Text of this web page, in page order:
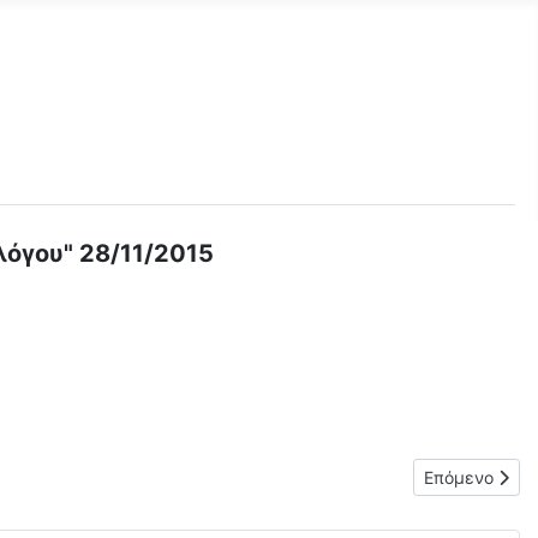
28/11/2015
του Γραφείου Αγωγής Υγείας Επόμενο
Επόμενο